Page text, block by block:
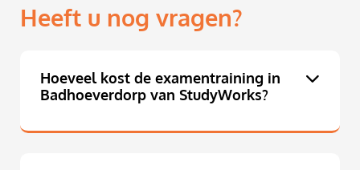
Heeft u nog vragen?
Hoeveel kost de examentraining in
Badhoeverdorp van StudyWorks?